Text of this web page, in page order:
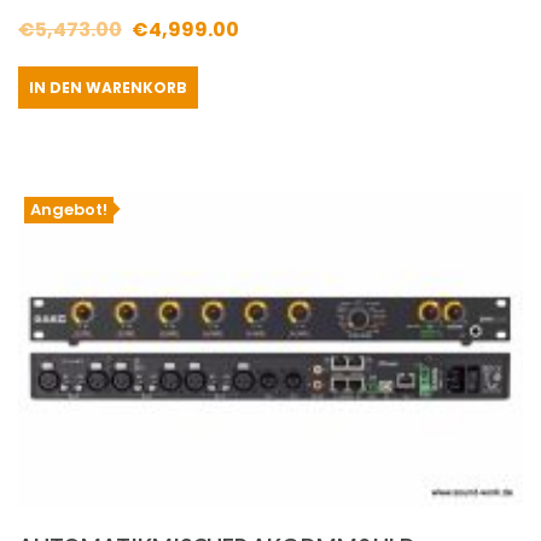
€5,473.00 Ursprünglicher
Preis
war:
€4,999.00
IN DEN WARENKORB
Angebot!